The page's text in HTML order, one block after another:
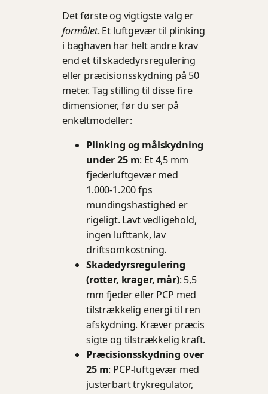
Det første og vigtigste valg er
formålet. Et luftgevær til plinking
i baghaven har helt andre krav
end et til skadedyrsregulering
eller præcisionsskydning på 50
meter. Tag stilling til disse fire
dimensioner, før du ser på
enkeltmodeller:
Plinking og målskydning
under 25 m: Et 4,5 mm
fjederluftgevær med
1.000-1.200 fps
mundingshastighed er
rigeligt. Lavt vedligehold,
ingen lufttank, lav
driftsomkostning.
Skadedyrsregulering
(rotter, krager, mår): 5,5
mm fjeder eller PCP med
tilstrækkelig energi til ren
afskydning. Kræver præcis
sigte og tilstrækkelig kraft.
Præcisionsskydning over
25 m: PCP-luftgevær med
justerbart trykregulator,